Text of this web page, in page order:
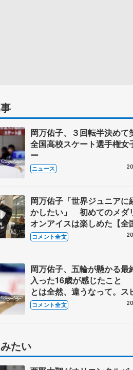
岡万佑子、３回転半決め
全国高校スケート選手権女
ー
ニュース
岡万佑子「世界ジュニアに
かしたい」 初めてのメダ
オンアイスは楽しめた【全
スケート選手権女子SP】
コメント全文
岡万佑子、五輪が懸かる最
入った16歳が感じたこと
とは全然、違うなって。ス
ド、迫力、表現も…」【全
ィギュア女子フリー】
コメント全文
たい